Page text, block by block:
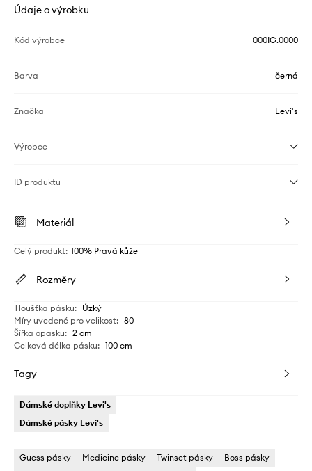
Údaje o výrobku
Kód výrobce 000IG.0000
Barva černá
Značka Levi's
Výrobce
ID produktu
Materiál
Celý produkt: 100% Pravá kůže
Rozměry
Tloušťka pásku: Úzký
Míry uvedené pro velikost: 80
Šířka opasku: 2 cm
Celková délka pásku: 100 cm
Tagy
Dámské doplňky Levi's
Dámské pásky Levi's
Guess pásky Medicine pásky Twinset pásky
Boss pásky